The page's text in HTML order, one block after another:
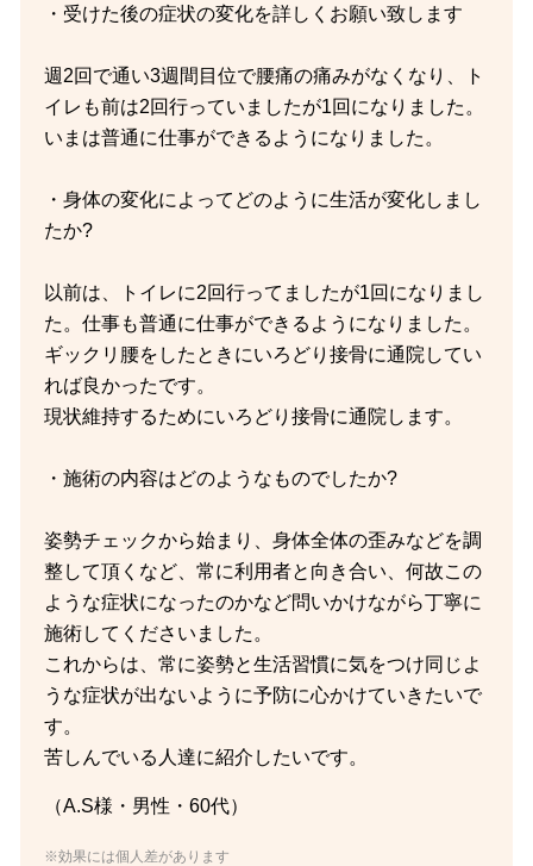
・受けた後の症状の変化を詳しくお願い致します
週2回で通い3週間目位で腰痛の痛みがなくなり、ト
イレも前は2回行っていましたが1回になりました。
いまは普通に仕事ができるようになりました。
・身体の変化によってどのように生活が変化しまし
たか?
以前は、トイレに2回行ってましたが1回になりまし
た。仕事も普通に仕事ができるようになりました。
ギックリ腰をしたときにいろどり接骨に通院してい
れば良かったです。
現状維持するためにいろどり接骨に通院します。
・施術の内容はどのようなものでしたか?
姿勢チェックから始まり、身体全体の歪みなどを調
整して頂くなど、常に利用者と向き合い、何故この
ような症状になったのかなど問いかけながら丁寧に
施術してくださいました。
これからは、常に姿勢と生活習慣に気をつけ同じよ
うな症状が出ないように予防に心かけていきたいで
す。
苦しんでいる人達に紹介したいです。
（A.S様・男性・60代）
※効果には個人差があります